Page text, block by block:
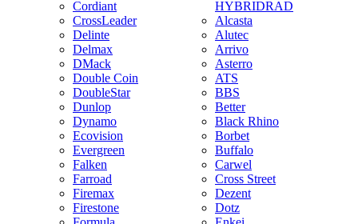
Cordiant
CrossLeader
Delinte
Delmax
DMack
Double Coin
DoubleStar
Dunlop
Dynamo
Ecovision
Evergreen
Falken
Farroad
Firemax
Firestone
HYBRIDRAD
Alcasta
Alutec
Arrivo
Asterro
ATS
BBS
Better
Black Rhino
Borbet
Buffalo
Carwel
Cross Street
Dezent
Dotz